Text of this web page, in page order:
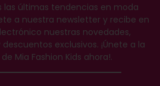
las últimas tendencias en moda
a nuestra newsletter y recibe en
nuestras novedades,
exclusivos. ¡Únete a la
Mia Fashion Kids ahora!.